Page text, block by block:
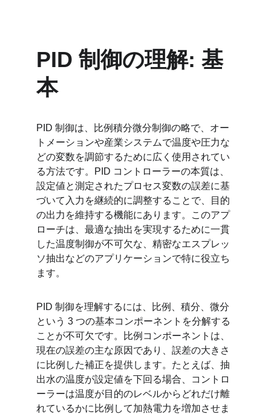
PID 制御の理解: 基
本
PID 制御は、比例積分微分制御の略で、オー
トメーションや産業システムで温度や圧力な
どの変数を調節するために広く使用されてい
る方法です。PID コントローラーの本質は、
設定値と測定されたプロセス変数の誤差に基
づいて入力を継続的に調整することで、目的
の出力を維持する機能にあります。このアプ
ローチは、最適な抽出を実現するために一貫
した温度制御が不可欠な、精密なエスプレッ
ソ抽出などのアプリケーションで特に役立ち
ます。
PID 制御を理解するには、比例、積分、微分
という 3 つの基本コンポーネントを分解する
ことが不可欠です。比例コンポーネントは、
現在の誤差の主な原因であり、誤差の大きさ
に比例した補正を提供します。たとえば、抽
出水の温度が設定値を下回る場合、コントロ
ーラーは温度が目的のレベルからどれだけ離
れているかに比例して加熱電力を増加させま